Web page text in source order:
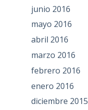
junio 2016
mayo 2016
abril 2016
marzo 2016
febrero 2016
enero 2016
diciembre 2015